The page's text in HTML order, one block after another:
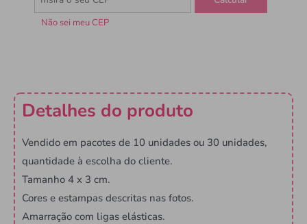
Não sei meu CEP
Detalhes do produto
Vendido em pacotes de 10 unidades ou 30 unidades,
quantidade à escolha do cliente.
Tamanho 4 x 3 cm.
Cores e estampas descritas nas fotos.
Amarração com ligas elásticas.